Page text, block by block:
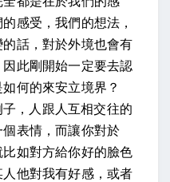
感受，我們的想法，
話，對於外境也會有
此剛開始一定要去認
何的來安立境界？
，人跟人互相交往的
表情，而讓你對於
如對方給你好的臉色
他對我有好感，或者